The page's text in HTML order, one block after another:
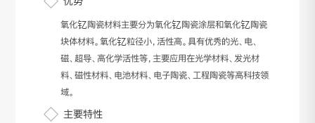
氧化钇陶瓷材料主要分为氧化钇陶瓷涂层和氧化钇陶瓷
块体材料。氧化钇粒径小，活性高。具有优秀的光、电、
磁、超导、高化学活性等，主要应用在光学材料、发光材
料、磁性材料、电池材料、电子陶瓷、工程陶瓷等高科技领
域。
主要特性